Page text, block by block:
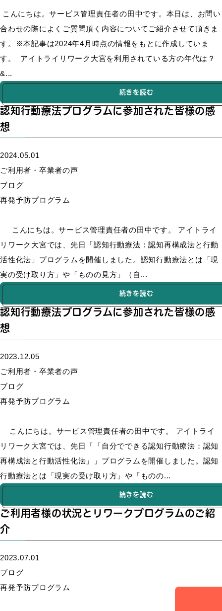
こんにちは。サービス管理責任者の田中です。本日は、お問い
合わせの際によくご質問頂く内容についてご紹介させて頂きま
す。※本記事は2024年4月時点の情報をもとに作成していま
す。 アイトライリワーク大宮を利用されている方の年代は？
&...
続きを読む
認知行動療法プログラムに参加された皆様の感
想
2024.05.01
ご利用者・卒業者の声
ブログ
再発予防プログラム
こんにちは。サービス管理責任者の田中です。 アイトライ
リワーク大宮では、先日「認知行動療法：認知再構成法と行動
活性化法」プログラムを開催しました。認知行動療法とは「現
実の受け取り方」や「ものの見方」（自...
続きを読む
認知行動療法プログラムに参加された皆様の感
想
2023.12.05
ご利用者・卒業者の声
ブログ
再発予防プログラム
こんにちは。サービス管理責任者の田中です。 アイトライ
リワーク大宮では、先日「「自分でできる認知行動療法：認知
再構成法と行動活性化法」」プログラムを開催しました。認知
行動療法とは「現実の受け取り方」や「ものの...
続きを読む
ご利用者様の状況とリワークプログラムのご紹
介
2023.07.01
ブログ
再発予防プログラム